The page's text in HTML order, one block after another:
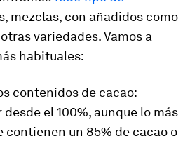
mezclas, con añadidos como
variedades. Vamos a
habituales:
contenidos de cacao:
el 100%, aunque lo más
contienen un 85% de cacao o